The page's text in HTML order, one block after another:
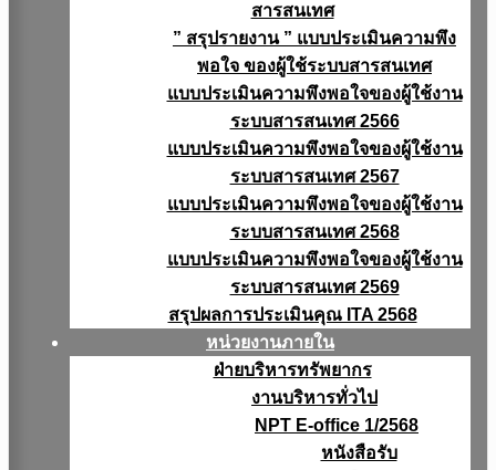
สารสนเทศ
” สรุปรายงาน ” แบบประเมินความพึง
พอใจ ของผู้ใช้ระบบสารสนเทศ
แบบประเมินความพึงพอใจของผู้ใช้งาน
ระบบสารสนเทศ 2566
แบบประเมินความพึงพอใจของผู้ใช้งาน
ระบบสารสนเทศ 2567
แบบประเมินความพึงพอใจของผู้ใช้งาน
ระบบสารสนเทศ 2568
แบบประเมินความพึงพอใจของผู้ใช้งาน
ระบบสารสนเทศ 2569
สรุปผลการประเมินคุณ ITA 2568
หน่วยงานภายใน
ฝ่ายบริหารทรัพยากร
งานบริหารทั่วไป
NPT E-office 1/2568
หนังสือรับ